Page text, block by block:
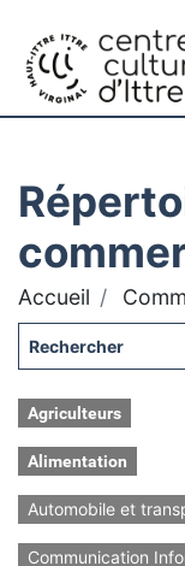
Accueil
Agriculteurs
Alimentation
Automobile et
Communication